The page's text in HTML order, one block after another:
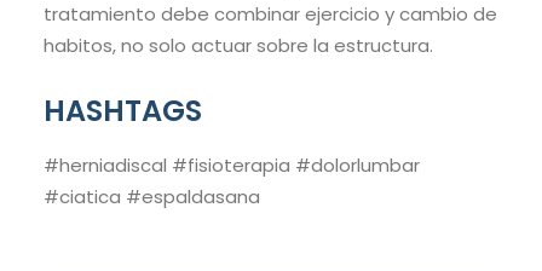
tratamiento debe combinar ejercicio y cambio de
habitos, no solo actuar sobre la estructura.
HASHTAGS
#herniadiscal #fisioterapia #dolorlumbar
#ciatica #espaldasana